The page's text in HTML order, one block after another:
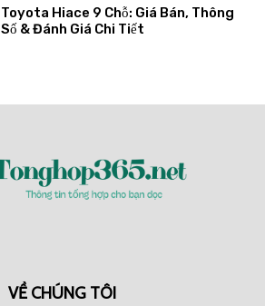
Toyota Hiace 9 Chỗ: Giá Bán, Thông
Số & Đánh Giá Chi Tiết
VỀ CHÚNG TÔI